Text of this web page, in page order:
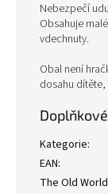
Nebezpečí
Obsahuje
vdechnuty.
Obal není
dosahu
Kategorie:
EAN:
The Old World